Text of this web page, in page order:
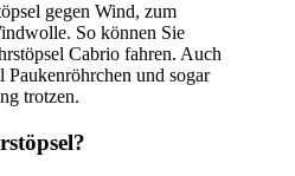
gegen Wind, zum
So können Sie
Cabrio fahren. Auch
Paukenröhrchen und sogar
trotzen.